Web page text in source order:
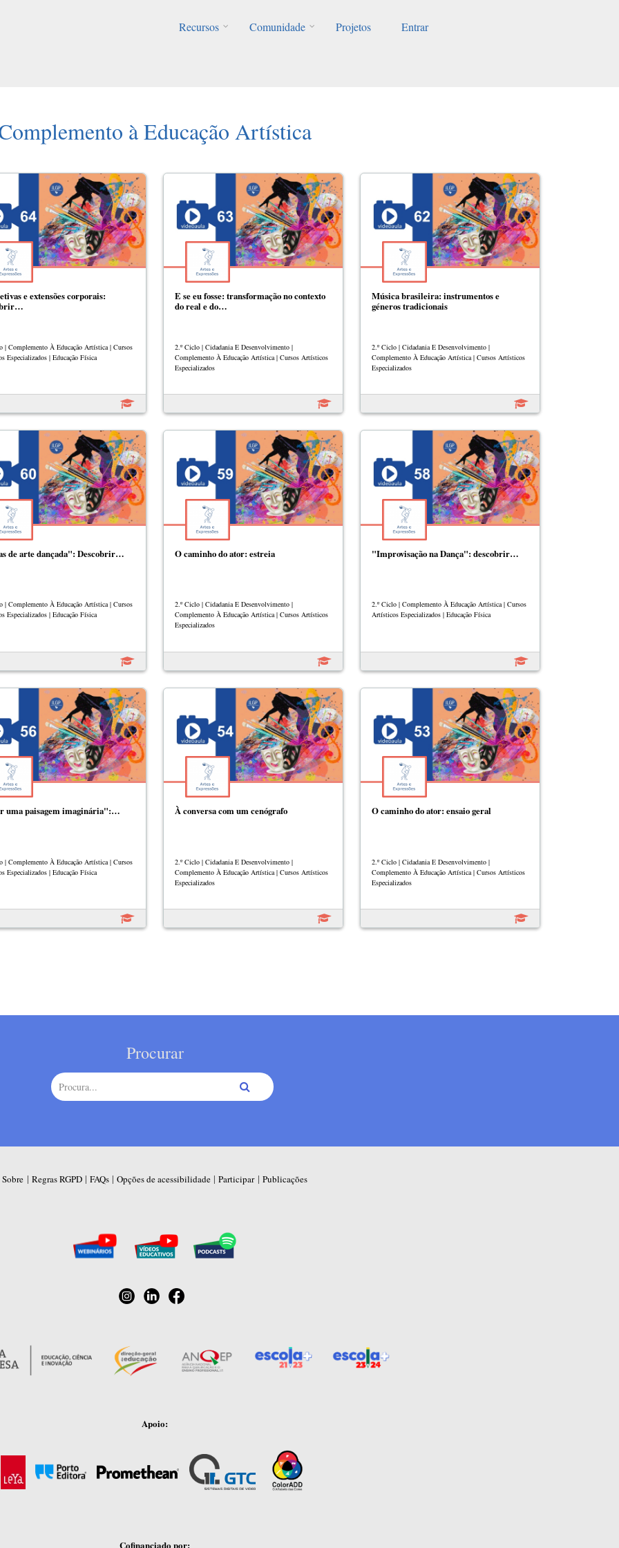
Recursos
Comunidade Projetos Entrar
à Educação Artística
e extensões corporais:
| Complemento À Educação Artística | Cursos
Especializados | Educação Física
E se eu fosse: transformação no contexto
do real e do…
2.º Ciclo | Cidadania E Desenvolvimento |
Complemento À Educação Artística | Cursos Artísticos
Especializados
Música brasileira: instrumentos e
géneros tradicionais
2.º Ciclo | Cidadania E Desenvolvimento |
Complemento À Educação Artística | Cursos Artísticos
Especializados
de arte dançada": Descobrir…
| Complemento À Educação Artística | Cursos
Especializados | Educação Física
O caminho do ator: estreia
2.º Ciclo | Cidadania E Desenvolvimento |
Complemento À Educação Artística | Cursos Artísticos
Especializados
"Improvisação na Dança": descobrir…
2.º Ciclo | Complemento À Educação Artística | Cursos
Artísticos Especializados | Educação Física
uma paisagem imaginária":…
| Complemento À Educação Artística | Cursos
Especializados | Educação Física
À conversa com um cenógrafo
2.º Ciclo | Cidadania E Desenvolvimento |
Complemento À Educação Artística | Cursos Artísticos
Especializados
O caminho do ator: ensaio geral
2.º Ciclo | Cidadania E Desenvolvimento |
Complemento À Educação Artística | Cursos Artísticos
Especializados
Procurar
Sobre | Regras RGPD | FAQs | Opções de acessibilidade | Participar| Publicações
Apoio:
Cofinanciado por: